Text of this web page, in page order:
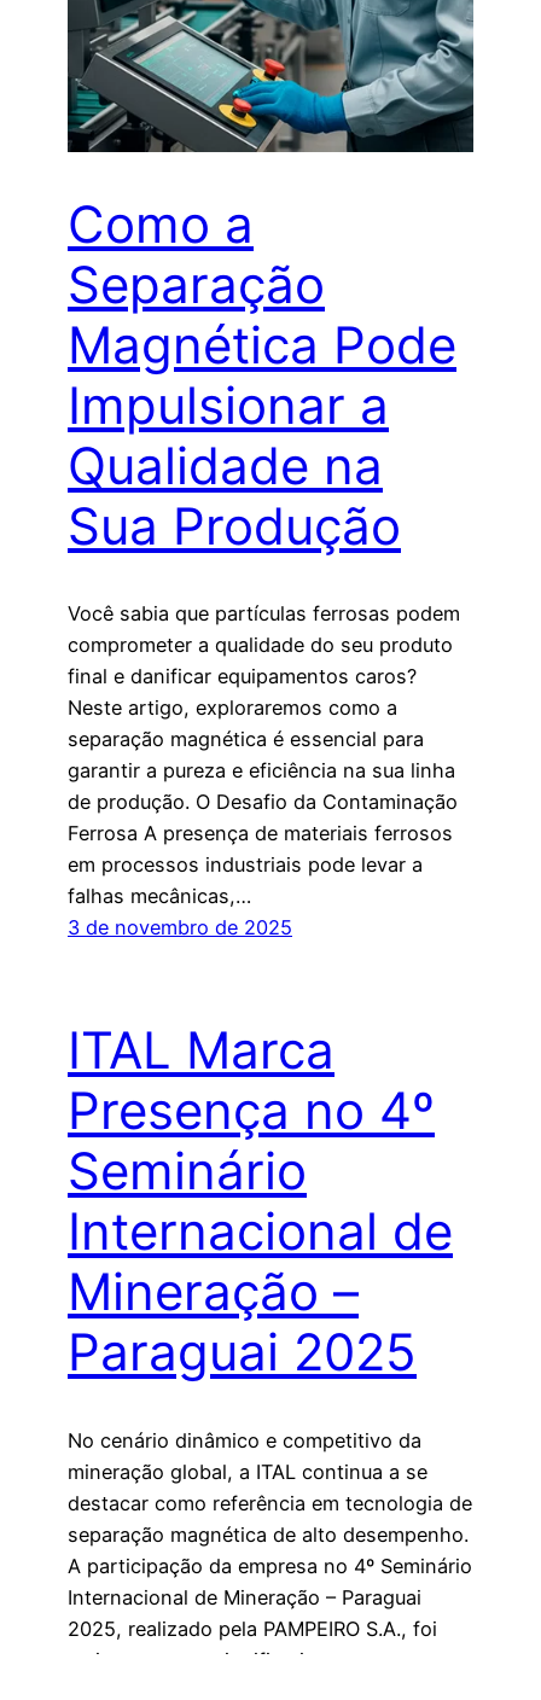
Como a
Separação
Magnética Pode
Impulsionar a
Qualidade na
Sua Produção
Você sabia que partículas ferrosas podem
comprometer a qualidade do seu produto
final e danificar equipamentos caros?
Neste artigo, exploraremos como a
separação magnética é essencial para
garantir a pureza e eficiência na sua linha
de produção. O Desafio da Contaminação
Ferrosa A presença de materiais ferrosos
em processos industriais pode levar a
falhas mecânicas,…
3 de novembro de 2025
ITAL Marca
Presença no 4º
Seminário
Internacional de
Mineração –
Paraguai 2025
No cenário dinâmico e competitivo da
mineração global, a ITAL continua a se
destacar como referência em tecnologia de
separação magnética de alto desempenho.
A participação da empresa no 4º Seminário
Internacional de Mineração – Paraguai
2025, realizado pela PAMPEIRO S.A., foi
mais um passo significativo para